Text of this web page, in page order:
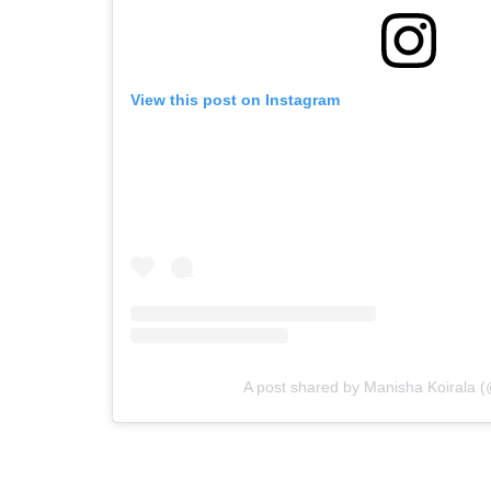
View this post on Instagram
A post shared by Manisha Koirala